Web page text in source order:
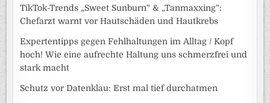
TikTok-Trends „Sweet Sunburn“ & „Tanmaxxing“:
Chefarzt warnt vor Hautschäden und Hautkrebs
Expertentipps gegen Fehlhaltungen im Alltag / Kopf
hoch! Wie eine aufrechte Haltung uns schmerzfrei und
stark macht
Schutz vor Datenklau: Erst mal tief durchatmen